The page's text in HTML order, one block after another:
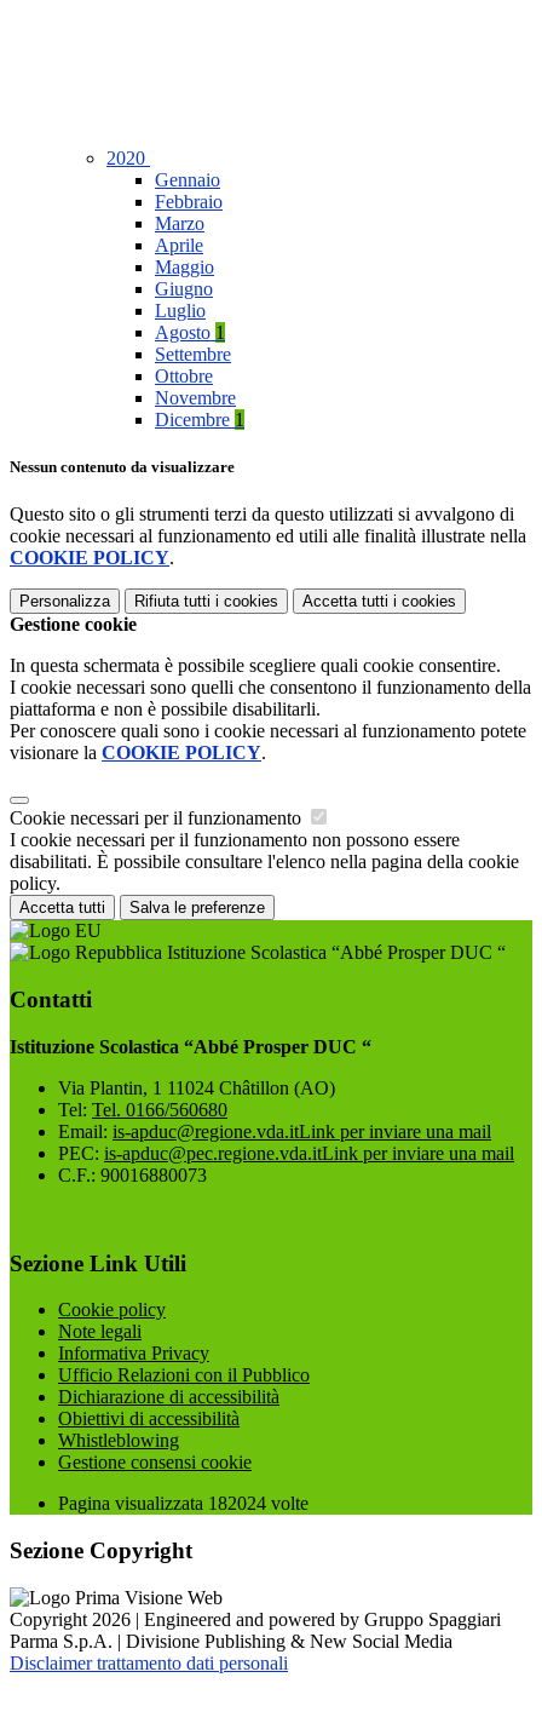
2020
Gennaio
Febbraio
Marzo
Aprile
Maggio
Giugno
Luglio
Agosto 1
Settembre
Ottobre
Novembre
Dicembre 1
Nessun contenuto da visualizzare
Questo sito o gli strumenti terzi da questo utilizzati si avvalgono di
cookie necessari al funzionamento ed utili alle finalità illustrate nella
COOKIE POLICY.
Personalizza Rifiuta tutti i cookies Accetta tutti i cookies
Gestione cookie
In questa schermata è possibile scegliere quali cookie consentire.
I cookie necessari sono quelli che consentono il funzionamento della
piattaforma e non è possibile disabilitarli.
Per conoscere quali sono i cookie necessari al funzionamento potete
visionare la COOKIE POLICY.
Cookie necessari per il funzionamento
I cookie necessari per il funzionamento non possono essere
disabilitati. È possibile consultare l'elenco nella pagina della cookie
policy.
Accetta tutti Salva le preferenze
Istituzione Scolastica “Abbé Prosper DUC “
Contatti
Istituzione Scolastica “Abbé Prosper DUC “
Via Plantin, 1 11024 Châtillon (AO)
Tel: Tel. 0166/560680
Email: is-apduc@regione.vda.itLink per inviare una mail
PEC: is-apduc@pec.regione.vda.itLink per inviare una mail
C.F.: 90016880073
Sezione Link Utili
Cookie policy
Note legali
Informativa Privacy
Ufficio Relazioni con il Pubblico
Dichiarazione di accessibilità
Obiettivi di accessibilità
Whistleblowing
Gestione consensi cookie
Pagina visualizzata 182024 volte
Sezione Copyright
Copyright 2026 | Engineered and powered by Gruppo Spaggiari
Parma S.p.A. | Divisione Publishing & New Social Media
Disclaimer trattamento dati personali